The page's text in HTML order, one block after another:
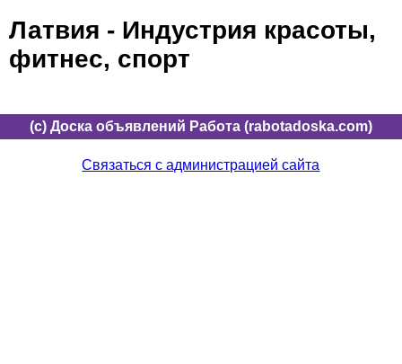
Латвия - Индустрия красоты,
фитнес, спорт
(c) Доска объявлений Работа (rabotadoska.com)
Связаться с администрацией сайта